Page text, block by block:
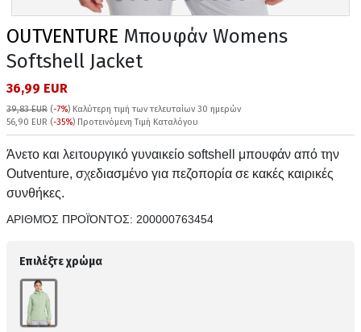
OUTVENTURE Μπουφάν Womens
Softshell Jacket
36,99 EUR
39,83 EUR (-7%) Καλύτερη τιμή των τελευταίων 30 ημερών
56,90 EUR (-35%) Προτεινόμενη Τιμή Καταλόγου
Άνετο και λειτουργικό γυναικείο softshell μπουφάν από την
Outventure, σχεδιασμένο για πεζοπορία σε κακές καιρικές
συνθήκες.
ΑΡΙΘΜΌΣ ΠΡΟΪΌΝΤΟΣ: 200000763454
Επιλέξτε χρώμα